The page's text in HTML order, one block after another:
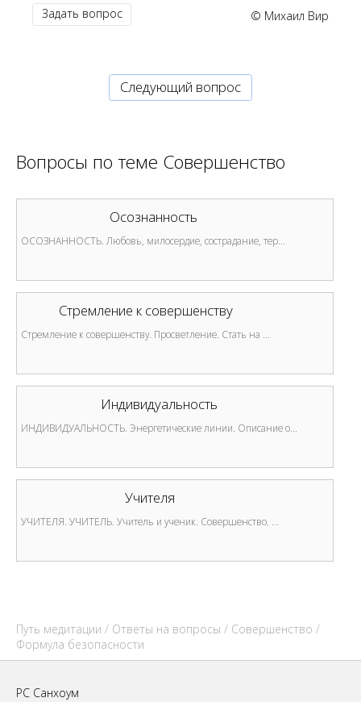
© Михаил Вир
Задать вопрос
Cледующий вопрос
Вопросы по теме Совершенство
Осознанность
ОСОЗНАННОСТЬ. Любовь, милосердие, сострадание, тер...
Стремление к совершенству
Стремление к совершенству. Просветление. Стать на ...
Индивидуальность
ИНДИВИДУАЛЬНОСТЬ. Энергетические линии. Описание о...
Учителя
УЧИТЕЛЯ. УЧИТЕЛЬ. Учитель и ученик. Совершенство. ...
Путь медитации / Ответы на вопросы / Совершенство /
Формула безопасности
РС Санхоум